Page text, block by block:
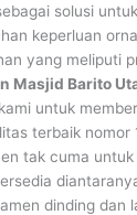
solusi
keperluan
yang meliputi
Masjid Barito
untuk
terbaik nomor
tak cuma
dinding dan